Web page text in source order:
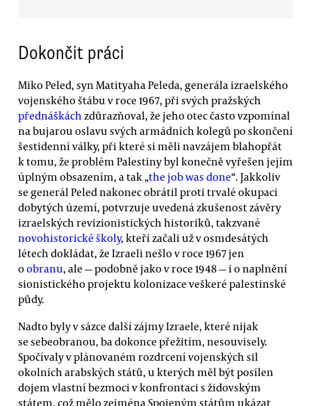
Dokončit práci
Miko Peled, syn Matityaha Peleda, generála izraelského
vojenského štábu v roce 1967, při svých pražských
přednáškách zdůrazňoval, že jeho otec často vzpomínal
na bujarou oslavu svých armádních kolegů po skončení
šestidenní války, při které si měli navzájem blahopřát
k tomu, že problém Palestiny byl konečně vyřešen jejím
úplným obsazením, a tak „the job was done“. Jakkoliv
se generál Peled nakonec obrátil proti trvalé okupaci
dobytých území, potvrzuje uvedená zkušenost závěry
izraelských revizionistických historiků, takzvané
novohistorické školy, kteří začali už v osmdesátých
létech dokládat, že Izraeli nešlo v roce 1967 jen
oobranu, ale — podobně jako v roce 1948 — i o naplnění
sionistického projektu kolonizace veškeré palestinské
půdy.
Nadto byly v sázce další zájmy Izraele, které nijak
se sebeobranou, ba dokonce přežitím, nesouvisely.
Spočívaly v plánovaném rozdrcení vojenských sil
okolních arabských států, u kterých měl být posílen
dojem vlastní bezmoci v konfrontaci s židovským
státem, což mělo zejména Spojeným státům ukázat